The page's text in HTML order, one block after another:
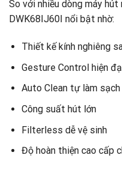
So với nhiều dòng máy
DWK68IJ60I nổi bật nhờ:
Thiết kế kính nghiêng
Gesture Control hiện
Auto Clean tự làm sạch
Công suất hút lớn
Filterless dễ vệ sinh
Độ hoàn thiện cao cấp